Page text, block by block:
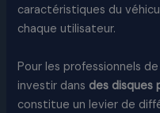
caractéristiques du
chaque utilisateur.
Pour les professionnels
investir dans des disques
constitue un levier de